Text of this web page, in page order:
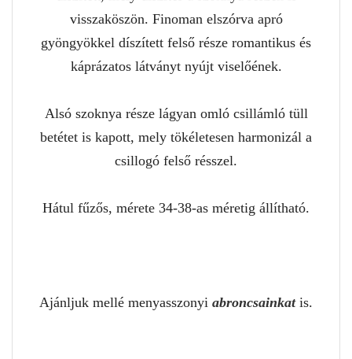
visszaköszön. Finoman elszórva apró
gyöngyökkel díszített felső része romantikus és
káprázatos látványt nyújt viselőének.
Alsó szoknya része lágyan omló csillámló tüll
betétet is kapott, mely tökéletesen harmonizál a
csillogó felső résszel.
Hátul fűzős, mérete 34-38-as méretig állítható.
Ajánljuk mellé menyasszonyi abroncsainkat is.